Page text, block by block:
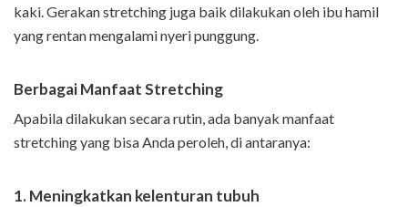
kaki. Gerakan stretching juga baik dilakukan oleh ibu hamil
yang rentan mengalami nyeri punggung.
Berbagai Manfaat Stretching
Apabila dilakukan secara rutin, ada banyak manfaat
stretching yang bisa Anda peroleh, di antaranya:
1. Meningkatkan kelenturan tubuh